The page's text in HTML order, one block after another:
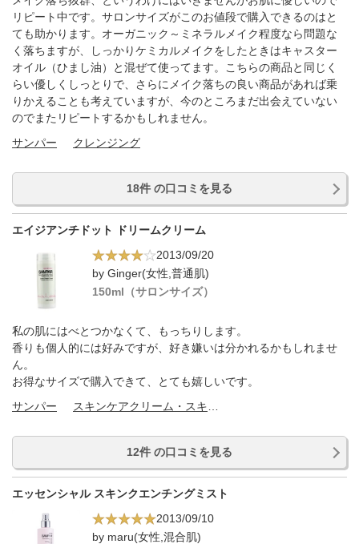
リピート中です。サロンサイズがこのお値段で購入できるのはと
ても助かります。オーガニック～ミネラルメイク程度なら問題な
く落ちますが、しっかりケミカルメイクをしたときはキャスター
オイル（ひまし油）と混ぜて使ってます。こちらの商品と同じく
らい優しくしっとりで、さらにメイク落ちの良い商品があれば乗
りかえることも考えていますが、今のところまだ出会えていない
のでまたリピートするかもしれません。
サンパー
クレンジング
18件 の口コミを見る
エイジアンチドット ドリームクリーム
2013/09/20
by Ginger(女性,普通肌)
150ml（サロンサイズ）
私の肌にはべとつかなくて、もっちりします。
香りも個人的には好みですが、好き嫌いは分かれるかもしれませ
ん。
お得なサイズで購入できて、とても嬉しいです。
サンパー
12件 の口コミを見る
エッセンシャル スキンクエンチングミスト
2013/09/10
by maru(女性,混合肌)